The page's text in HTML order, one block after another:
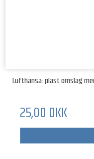
Lufthansa: plast omslag
25,00 DKK